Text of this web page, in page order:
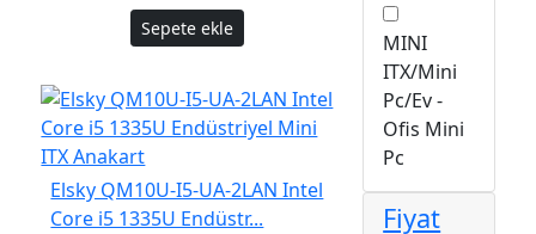
MINI
ITX/Mini
Pc/Ev -
Ofis Mini
Pc
Fiyat
Sepete ekle
Elsky QM10U-I5-UA-2LAN Intel
Core i5 1335U Endüstr...